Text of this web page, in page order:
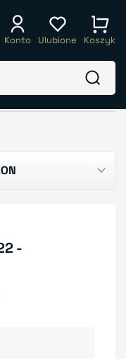
Konto Ulubione Koszyk
-